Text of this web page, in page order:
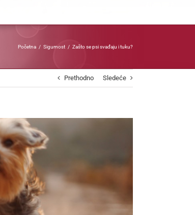
Početna Sigurnost Zašto se psi svađaju i tuku?
Prethodno Sledeće